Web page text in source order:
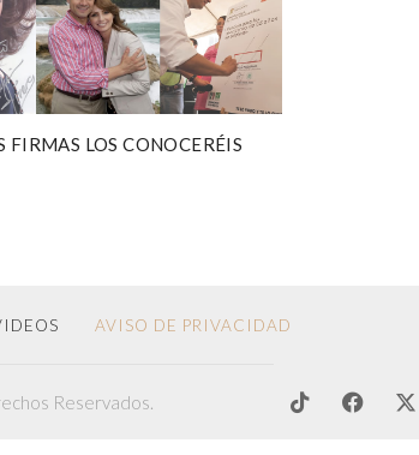
FIRMAS LOS CONOCERÉIS
AVISO DE PRIVACIDAD
Reservados.